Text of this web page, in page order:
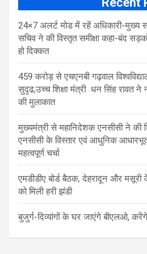
24×7 अलर्ट मोड में रहें अधिकारी-
सचिव ने की विस्तृत समीक्षा कहा-बंद
हो दिक्कत
459 करोड़ से एचएनबी गढ़वाल
सुदृढ,उच्च शिक्षा मंत्री धन सिंह रावत ने
की मुलाकात
मुख्यमंत्री से महानिदेशक एनसीसी ने की
एनसीसी के विस्तार एवं आधुनिक
महत्वपूर्ण चर्चा
एमडीडीए बोर्ड बैठक, देहरादून और
को मिली हरी झंडी
बुजुर्ग-दिव्यांगों के घर जाएंगे बीएलओ, करेंगे